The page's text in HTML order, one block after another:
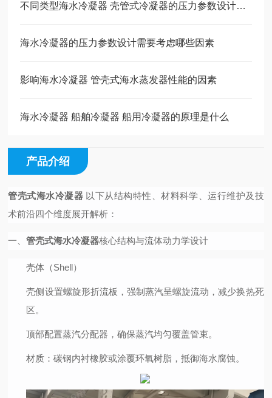
不同类型海水冷凝器 壳管式冷凝器的压力参数设计要点
海水冷凝器的压力参数设计需要考虑哪些因素
影响海水冷凝器 管壳式海水蒸发器性能的因素
海水冷凝器 船舶冷凝器 船用冷凝器的原理是什么
产品介绍
管壳式海水冷凝器 以下从结构特性、材料科学、运行维护及技
术前沿四个维度展开解析：
一、管壳式海水冷凝器核心结构与流体动力学设计
壳体（Shell）
壳侧设置螺旋形折流板，强制蒸汽呈螺旋流动，减少换热死
区。
顶部配置蒸汽分配器，确保蒸汽均匀覆盖管束。
材质 ：碳钢内衬橡胶或涂覆环氧树脂，抵御海水腐蚀。